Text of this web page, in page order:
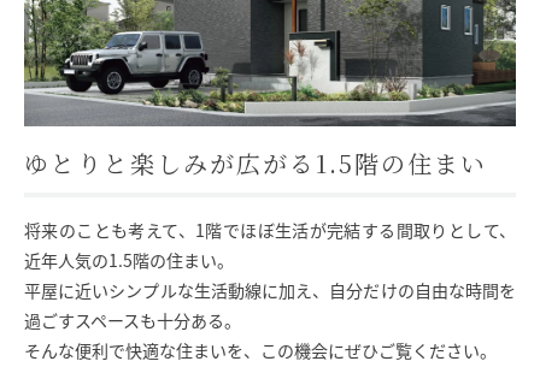
ゆとりと楽しみが広がる1.5階の住まい
将来のことも考えて、1階でほぼ生活が完結する間取りとして、
近年人気の1.5階の住まい。
平屋に近いシンプルな生活動線に加え、自分だけの自由な時間を
過ごすスペースも十分ある。
そんな便利で快適な住まいを、この機会にぜひご覧ください。